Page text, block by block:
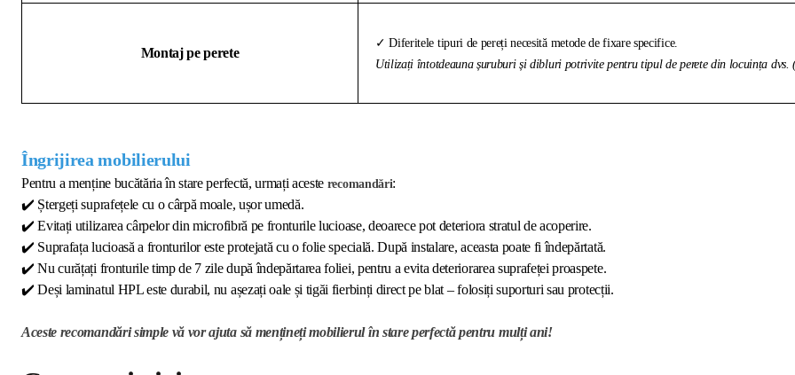
Montaj pe perete
✓ Diferitele tipuri de pereți necesită metode de fixare specifice.
Utilizați întotdeauna șuruburi și dibluri potrivite pentru tipul de perete din locuința dvs.
Îngrijirea mobilierului
Pentru a menține bucătăria în stare perfectă, urmați aceste recomandări:
✔️ Ștergeți suprafețele cu o cârpă moale, ușor umedă.
✔️ Evitați utilizarea cârpelor din microfibră pe fronturile lucioase, deoarece pot deteriora stratul de acoperire.
✔️ Suprafața lucioasă a fronturilor este protejată cu o folie specială. După instalare, aceasta poate fi îndepărtată.
✔️ Nu curățați fronturile timp de 7 zile după îndepărtarea foliei, pentru a evita deteriorarea suprafeței proaspete.
✔️ Deși laminatul HPL este durabil, nu așezați oale și tigăi fierbinți direct pe blat – folosiți suporturi sau protecții.
Aceste recomandări simple vă vor ajuta să mențineți mobilierul în stare perfectă pentru mulți ani!